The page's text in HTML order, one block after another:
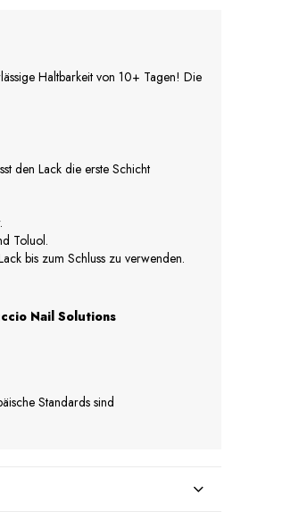
Haltbarkeit von 10+ Tagen! Die
den Lack die erste Schicht
Toluol.
bis zum Schluss zu verwenden.
Nail Solutions
Standards sind